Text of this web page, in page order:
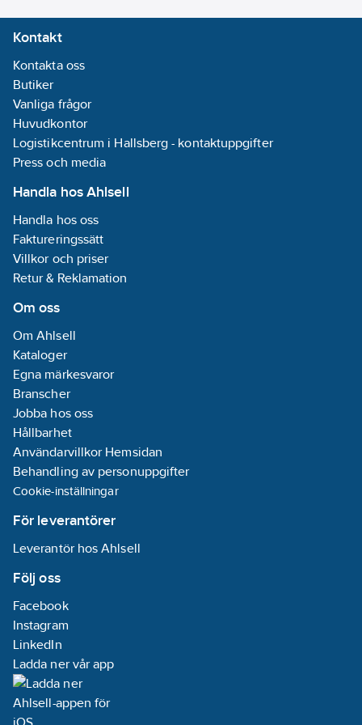
Kontakt
Kontakta oss
Butiker
Vanliga frågor
Huvudkontor
Logistikcentrum i Hallsberg - kontaktuppgifter
Press och media
Handla hos Ahlsell
Handla hos oss
Faktureringssätt
Villkor och priser
Retur & Reklamation
Om oss
Om Ahlsell
Kataloger
Egna märkesvaror
Branscher
Jobba hos oss
Hållbarhet
Användarvillkor Hemsidan
Behandling av personuppgifter
Cookie-inställningar
För leverantörer
Leverantör hos Ahlsell
Följ oss
Facebook
Instagram
LinkedIn
Ladda ner vår app